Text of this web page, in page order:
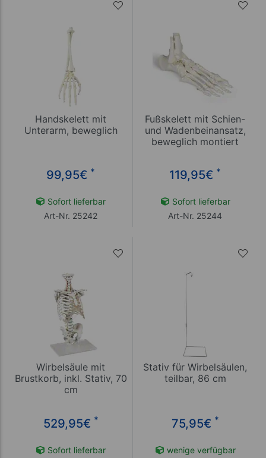
Handskelett mit
Unterarm, beweglich
99,95€ *
Sofort lieferbar
Art-Nr. 25242
Fußskelett mit Schien-
und Wadenbeinansatz,
beweglich montiert
119,95€ *
Sofort lieferbar
Art-Nr. 25244
Wirbelsäule mit
Brustkorb, inkl. Stativ, 70
cm
529,95€ *
Sofort lieferbar
Stativ für Wirbelsäulen,
teilbar, 86 cm
75,95€ *
wenige verfügbar